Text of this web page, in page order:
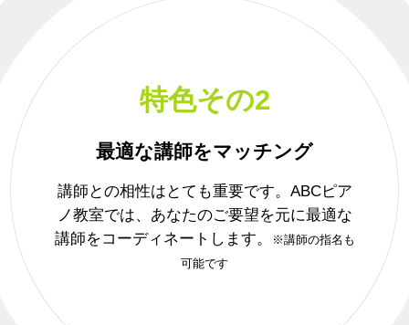
特色その2
最適な講師をマッチング
講師との相性はとても重要です。ABCピア
ノ教室では、あなたのご要望を元に最適な
講師をコーディネートします。
※講師の指名も
可能です